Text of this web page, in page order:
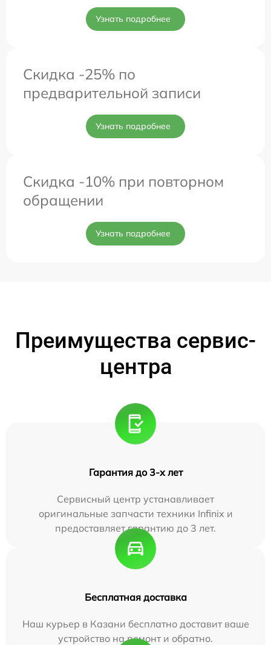
Узнать подробнее
Скидка -25% по
предварительной записи
Узнать подробнее
Скидка -10% при повторном
обращении
Узнать подробнее
Преимущества сервис-
центра
Гарантия до 3-х лет
Сервисный центр устанавливает
оригинальные запчасти техники Infinix и
предоставляет гарантию до 3 лет.
Бесплатная доставка
Наш курьер в Казани бесплатно доставит ваше
устройство на ремонт и обратно.